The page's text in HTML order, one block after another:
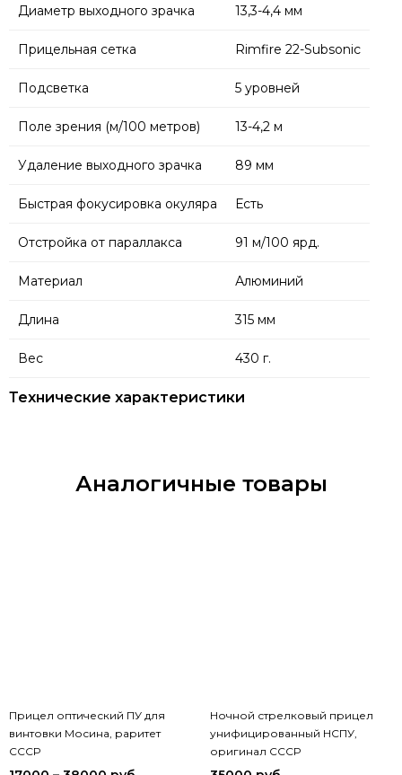
Технические характеристики
Диаметр выходного зрачка 13,3-4,4 мм
Прицельная сетка Rimfire 22-Subsonic
Подсветка 5 уровней
Поле зрения (м/100 метров) 13-4,2 м
Удаление выходного зрачка 89 мм
Быстрая фокусировка окуляра Есть
Отстройка от параллакса 91 м/100 ярд.
Материал Алюминий
Длина 315 мм
Вес 430 г.
Аналогичные товары
Прицел оптический ПУ для
винтовки Мосина, раритет
СССР
Ночной стрелковый прицел
унифицированный НСПУ,
оригинал СССР